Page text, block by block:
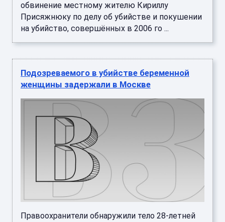
обвинение местному жителю Кириллу
Присяжнюку по делу об убийстве и покушении
на убийство, совершённых в 2006 го ...
Подозреваемого в убийстве беременной
женщины задержали в Москве
Правоохранители обнаружили тело 28-летней